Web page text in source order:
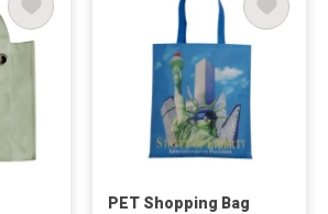
PET Shopping Bag